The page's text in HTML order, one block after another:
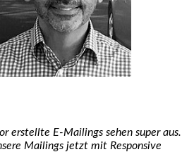
erstellte E-Mailings sehen super aus.
Mailings jetzt mit Responsive